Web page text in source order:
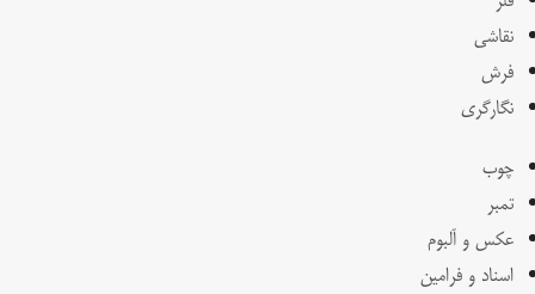
نقاشی
فرش
نگارگری
چوب
تمبر
عکس و آلبوم
اسناد و فرامین